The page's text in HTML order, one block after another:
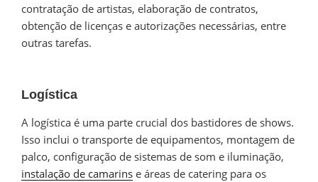
contratação de artistas, elaboração de contratos,
obtenção de licenças e autorizações necessárias, entre
outras tarefas.
Logística
A logística é uma parte crucial dos bastidores de shows.
Isso inclui o transporte de equipamentos, montagem de
palco, configuração de sistemas de som e iluminação,
instalação de camarins e áreas de catering para os